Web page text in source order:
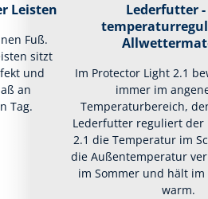
Leisten
Fuß.
sitzt
und
an
Tag.
Lederfutter -
Im Protector Light 2.1
immer im
Temperaturbereich,
Lederfutter reguliert der
2.1 die Temperatur im
die Außentemperatur
im Sommer und hält im
warm.